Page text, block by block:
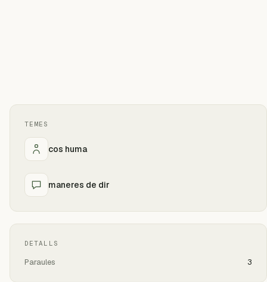
TEMES
cos huma
maneres de dir
DETALLS
Paraules 3